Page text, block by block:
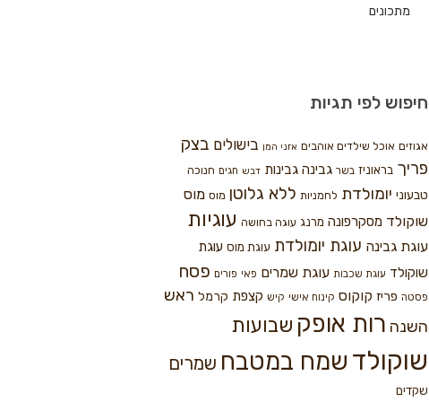
מתכונים
חיפוש לפי תגיות
אגוזים אוכל שילדים אוהבים אזני המן בישולים בצק
פריך בראוניז בשר גבינה גבינות דבש חגים חנוכה
טבעוני יומולדת לחמניות ללא גלוטן מוס מוס
שוקולד מסקרפונה מרנג עוגה בחושה עוגיות
עוגת גבינה עוגת יומולדת עוגת מוס עוגת
שוקולד עוגת שכבות עוגת שמרים פאי פורים פסח
פסטה פריז קוקוס קינוח אישי קיש קצפת קרמל ראש
השנה רות אופק שבועות
שוקולד שמח במטבח שמרים
שקדים